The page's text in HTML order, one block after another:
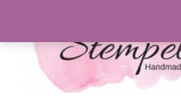
springen